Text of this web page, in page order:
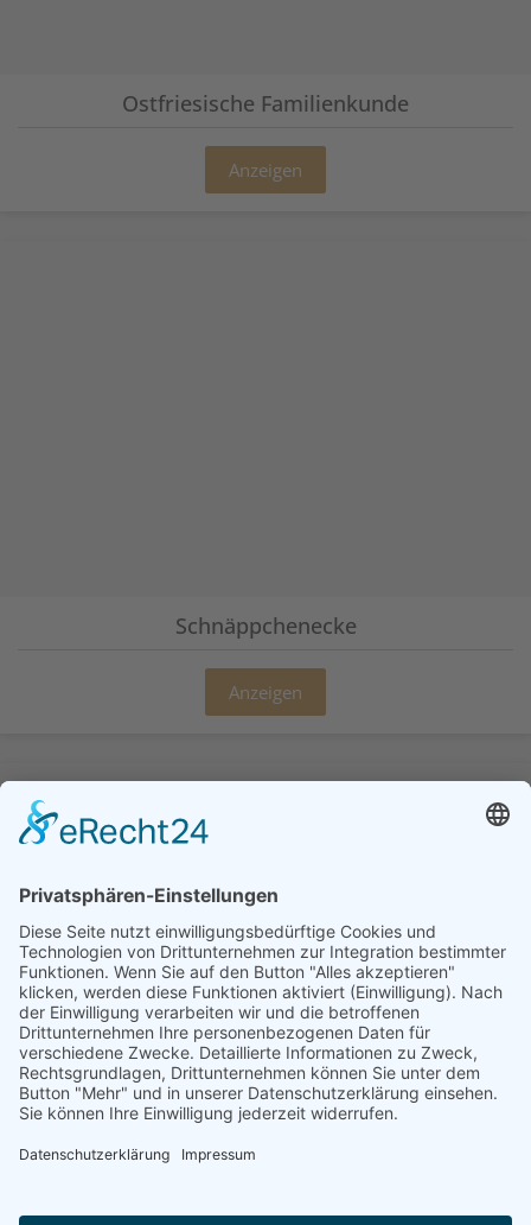
Ostfriesische Familienkunde
Anzeigen
Schnäppchenecke
Anzeigen
Sonstige Literatur
Anzeigen